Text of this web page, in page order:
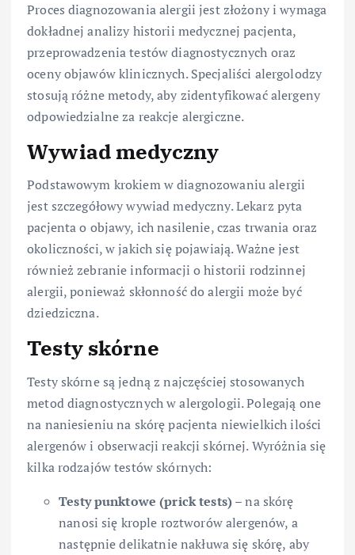
Proces diagnozowania alergii jest złożony i wymaga
dokładnej analizy historii medycznej pacjenta,
przeprowadzenia testów diagnostycznych oraz
oceny objawów klinicznych. Specjaliści alergolodzy
stosują różne metody, aby zidentyfikować alergeny
odpowiedzialne za reakcje alergiczne.
Wywiad medyczny
Podstawowym krokiem w diagnozowaniu alergii
jest szczegółowy wywiad medyczny. Lekarz pyta
pacjenta o objawy, ich nasilenie, czas trwania oraz
okoliczności, w jakich się pojawiają. Ważne jest
również zebranie informacji o historii rodzinnej
alergii, ponieważ skłonność do alergii może być
dziedziczna.
Testy skórne
Testy skórne są jedną z najczęściej stosowanych
metod diagnostycznych w alergologii. Polegają one
na naniesieniu na skórę pacjenta niewielkich ilości
alergenów i obserwacji reakcji skórnej. Wyróżnia się
kilka rodzajów testów skórnych:
Testy punktowe (prick tests)– na skórę
nanosi się krople roztworów alergenów, a
następnie delikatnie nakłuwa się skórę, aby